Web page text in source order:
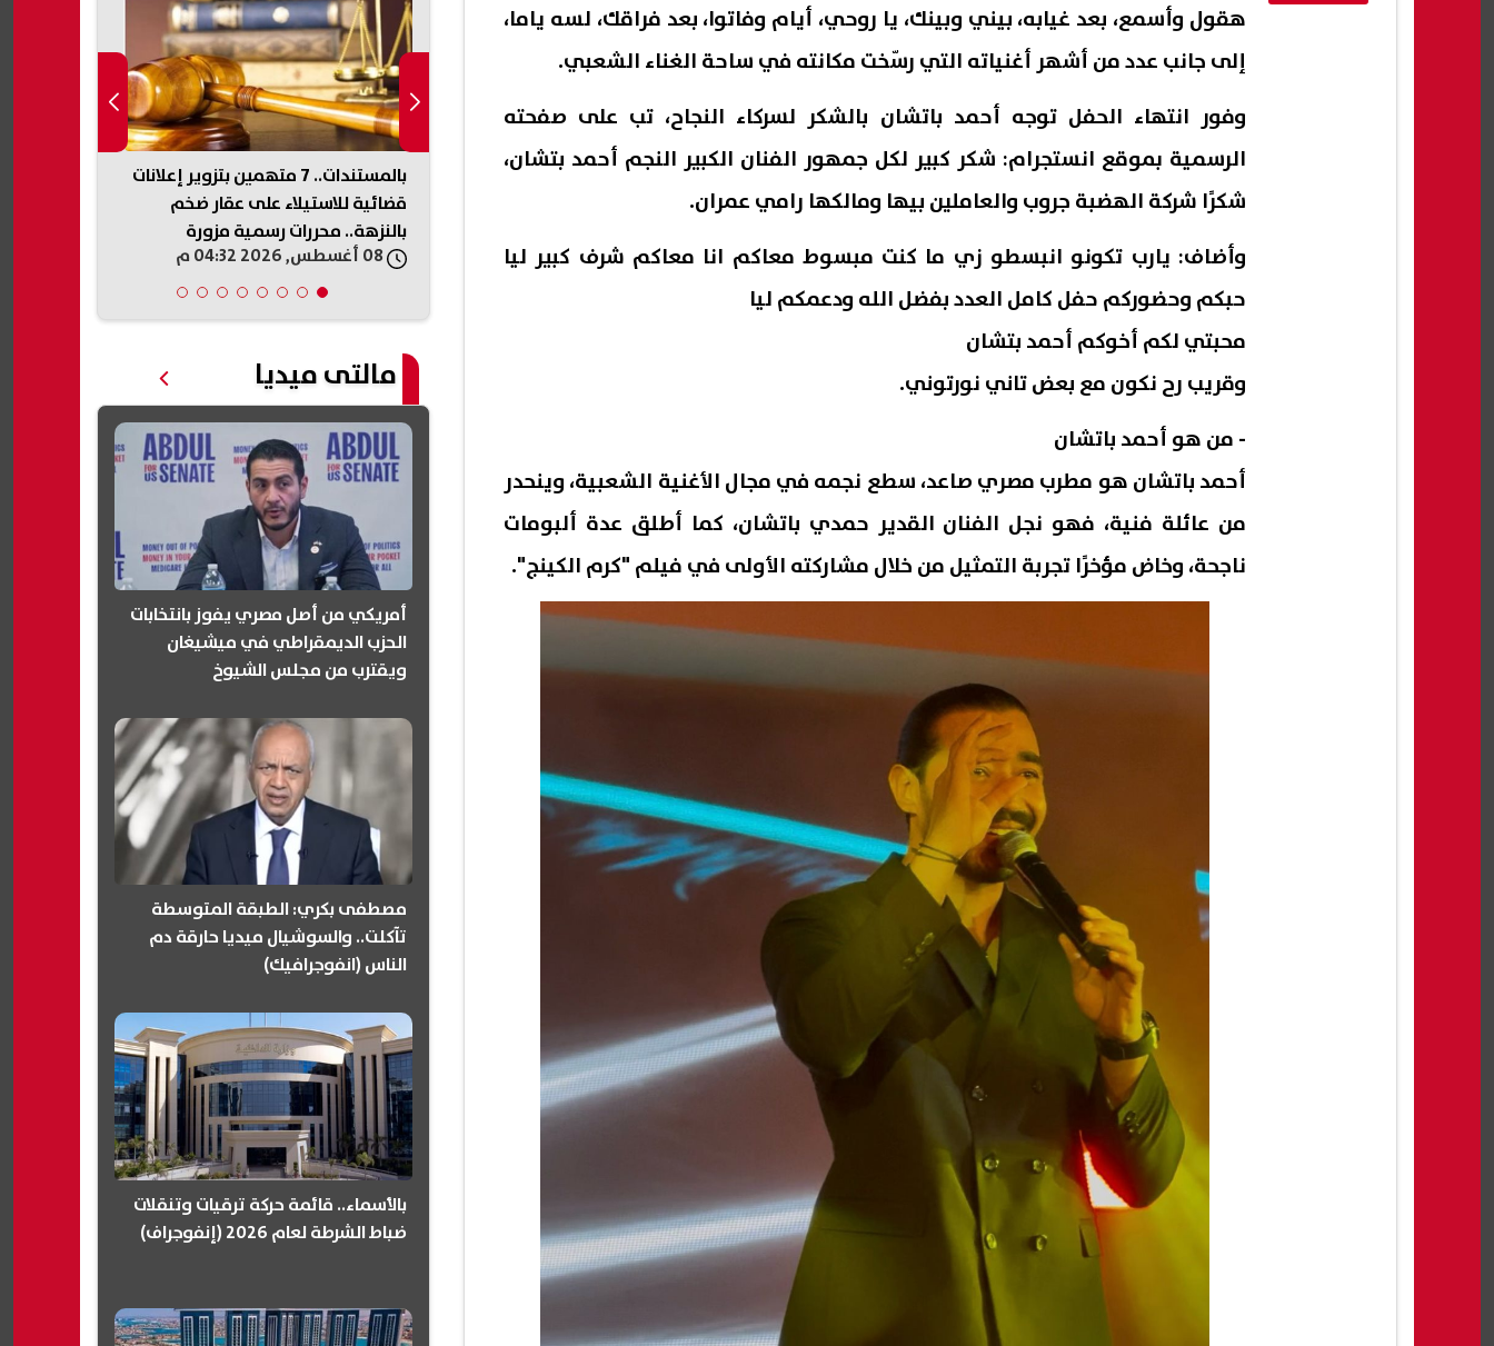
هقول وأسمع، بعد غيابه، بيني وبينك، يا روحي، أيام وفاتوا، بعد فراقك، لسه ياما،
إلى جانب عدد من أشهر أغنياته التي رسّخت مكانته في ساحة الغناء الشعبي.
وفور انتهاء الحفل توجه أحمد باتشان بالشكر لسركاء النجاح، تب على صفحته
الرسمية بموقع انستجرام: شكر كبير لكل جمهور الفنان الكبير النجم أحمد بتشان،
شكرًا شركة الهضبة جروب والعاملين بيها ومالكها رامي عمران.
وأضاف: يارب تكونو انبسطو زي ما كنت مبسوط معاكم انا معاكم شرف كبير ليا
حبكم وحضوركم حفل كامل العدد بفضل الله ودعمكم ليا
محبتي لكم أخوكم أحمد بتشان
وقريب رح نكون مع بعض تاني نورتوني.
- من هو أحمد باتشان
أحمد باتشان هو مطرب مصري صاعد، سطع نجمه في مجال الأغنية الشعبية، وينحدر
من عائلة فنية، فهو نجل الفنان القدير حمدي باتشان، كما أطلق عدة ألبومات
ناجحة، وخاض مؤخرًا تجربة التمثيل من خلال مشاركته الأولى في فيلم "كرم الكينج".
موعد بدء الدراسة 2026-2027..
الخريطة الزمنية كاملة للعام الدراسي
أغسطس 2026.. آخر تحديث في مصر
08 أغسطس, 2026 04:11 م
ضبط 8 أطنان زيت مجهول المصدر
و260 كيلو لحوم فاسدة في الفيوم
بالمستندات.. 7 متهمين بتزوير إعلانات
قضائية للاستيلاء على عقار ضخم
بالنزهة.. محررات رسمية مزورة
مالتى ميديا
أمريكي من أصل مصري يفوز بانتخابات
الحزب الديمقراطي في ميشيغان
ويقترب من مجلس الشيوخ
مصطفى بكري: الطبقة المتوسطة
تآكلت.. والسوشيال ميديا حارقة دم
الناس (انفوجرافيك)
بالأسماء.. قائمة حركة ترقيات وتنقلات
ضباط الشرطة لعام 2026 (إنفوجراف)